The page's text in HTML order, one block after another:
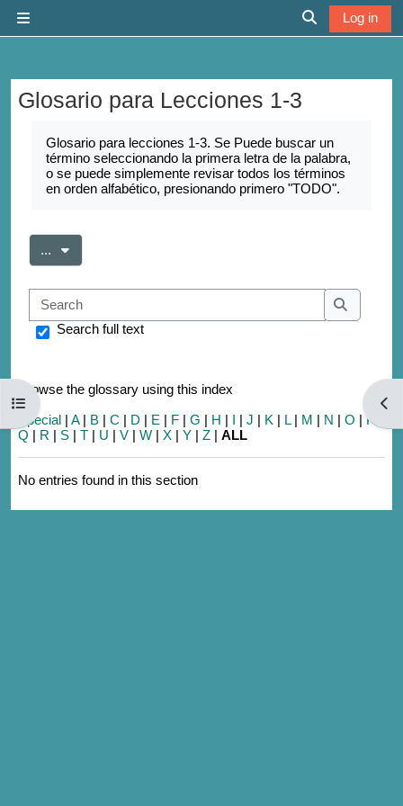
Toggle search
Log in
Open course index
Glosario para Lecciones 1-3
Glosario para lecciones 1-3. Se Puede buscar un
término seleccionando la primera letra de la palabra,
o se puede simplemente revisar todos los términos
en orden alfabético, presionando primero "TODO".
... Export entries
Search
Search
Search full text
Browse the glossary using this index
Special | A| B | C | D | E | F | G | H | I | J | K | L| M | N | O |P
Q | R | S | T | U | V | W | X | Y | Z | ALL
No entries found in this section